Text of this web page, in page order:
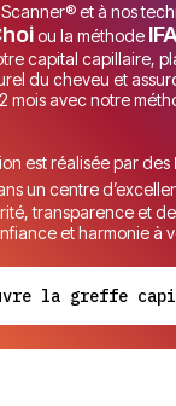
et à nos
ou la méthode
capital capillaire,
du cheveu et
mois avec notre
est réalisée par des
un centre
transparence et
et harmonie à
la greffe